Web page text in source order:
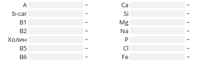
A
~
b-car
~
В1
~
B2
~
Холин
~
B5
~
B6
~
Ca
~
Si
~
Mg
~
Na
~
P
~
Cl
~
Fe
~